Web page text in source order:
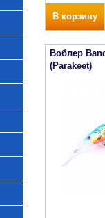
В корзину
Воблер
(Parakeet)